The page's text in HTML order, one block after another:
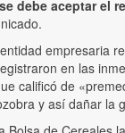
debe aceptar el
empresaria
en las
calificó de
y así dañar la